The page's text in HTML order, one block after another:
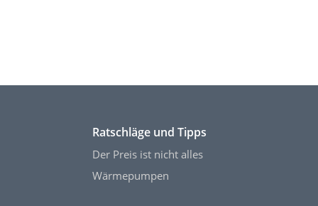
Ratschläge und Tipps
Der Preis ist nicht alles
Wärmepumpen